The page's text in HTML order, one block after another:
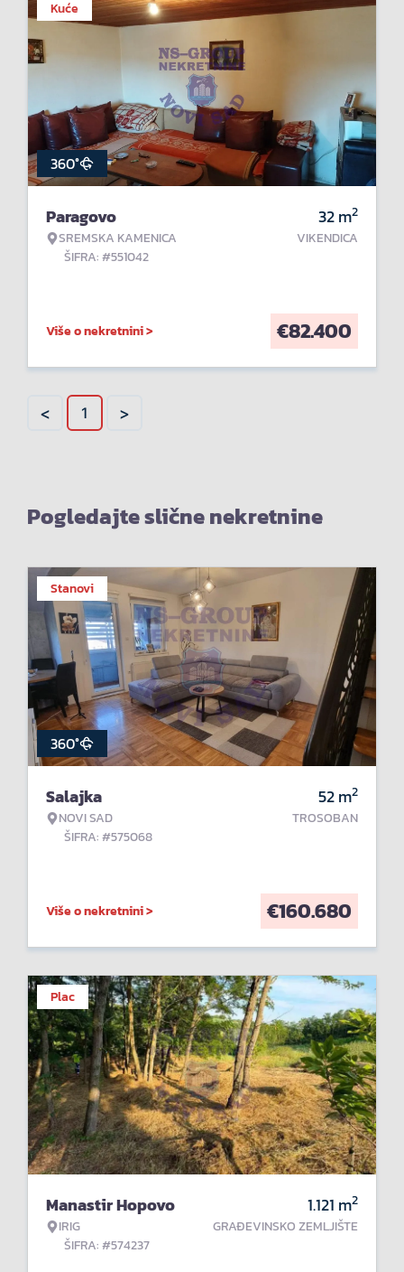
Kuće
360°
Paragovo
SREMSKA KAMENICA
ŠIFRA: #551042
32m2
VIKENDICA
Više o nekretnini > €82.400
< 1 >
Pogledajte slične nekretnine
Stanovi
360°
Salajka
NOVI SAD
ŠIFRA: #575068
52m2
TROSOBAN
Više o nekretnini > €160.680
Plac
Manastir Hopovo
IRIG
ŠIFRA: #574237
1.121 m2
GRAĐEVINSKO ZEMLJIŠTE